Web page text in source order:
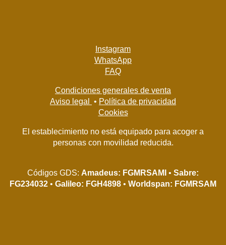
Instagram
WhatsApp
FAQ
Condiciones generales de venta
Aviso legal
• Política de privacidad
Cookies
El establecimiento no está equipado para acoger a
personas con movilidad reducida.
Códigos GDS: Amadeus: FGMRSAMI • Sabre:
FG234032 • Galileo: FGH4898 • Worldspan: FGMRSAM